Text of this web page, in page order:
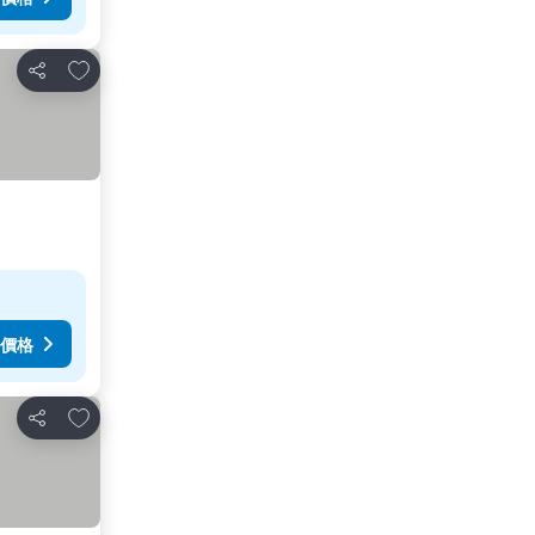
分享
放到收藏夾
格
分享
放到收藏夾